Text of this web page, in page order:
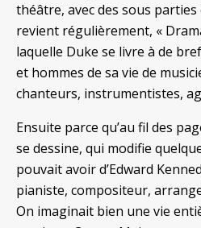
théâtre, avec des sous
revient régulièrement, «
laquelle Duke se livre à de
et hommes de sa vie de
chanteurs, instrumentistes,
Ensuite parce qu’au fil des
se dessine, qui modifie
pouvait avoir d’Edward
pianiste, compositeur,
On imaginait bien une vie